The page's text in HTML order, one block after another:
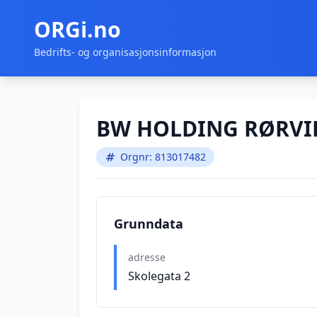
ORGi.no
Bedrifts- og organisasjonsinformasjon
BW HOLDING
Orgnr: 813017482
Grunndata
adresse
Skolegata 2